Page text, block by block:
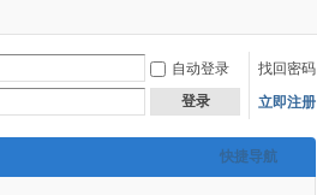
自动登录
找回密码
登录 立即注册
快捷导航